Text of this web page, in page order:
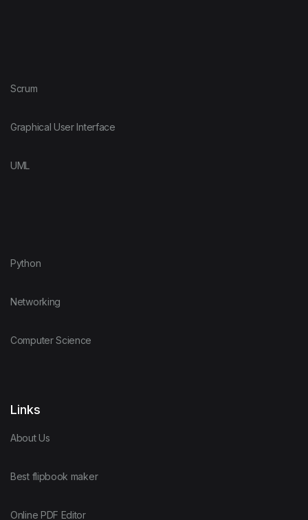
Scrum
Graphical User Interface
UML
Python
Networking
Computer Science
Links
About Us
Best flipbook maker
Online PDF Editor